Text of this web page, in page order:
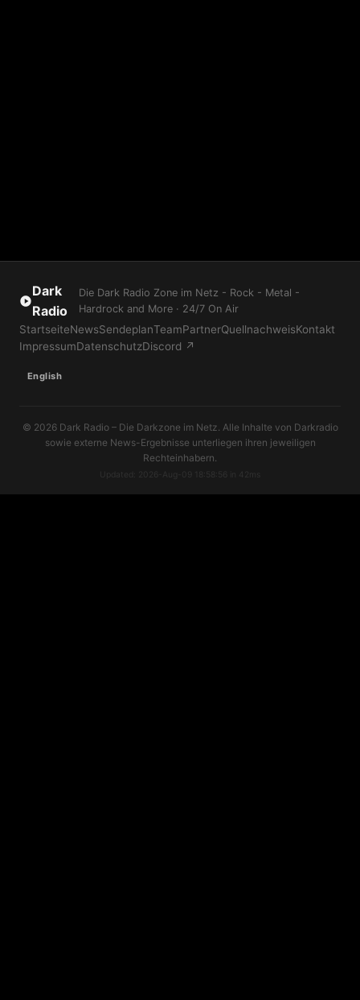
Dark
Radio
Die Dark Radio Zone im Netz - Rock - Metal -
Hardrock and More · 24/7 On Air
StartseiteNewsSendeplanTeamPartnerQuellnachweisKontakt
ImpressumDatenschutzDiscord ↗
English
© 2026 Dark Radio – Die Darkzone im Netz. Alle Inhalte von Darkradio
sowie externe News-Ergebnisse unterliegen ihren jeweiligen
Rechteinhabern.
Updated: 2026-Aug-09 18:58:56 in 42ms